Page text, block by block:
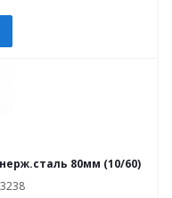
80мм (10/60)